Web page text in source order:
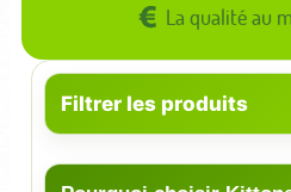
La qualité au
Filtrer les produits